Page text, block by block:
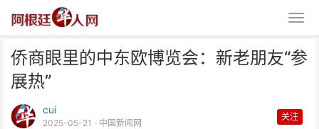
侨商眼里的中东欧博览会：新老朋友“参
展热”
cui
2025-05-21 · 中国新闻网
关注